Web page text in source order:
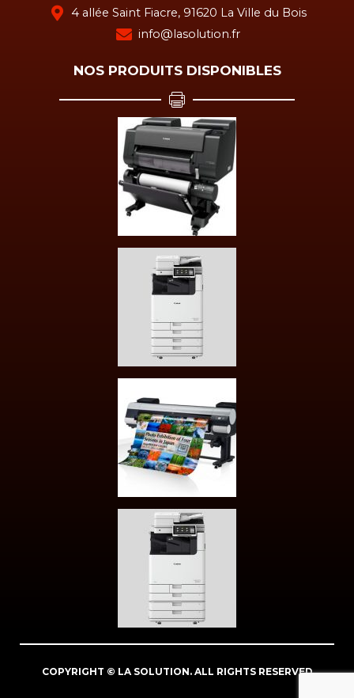
4 allée Saint Fiacre, 91620 La Ville du Bois
info@lasolution.fr
NOS PRODUITS DISPONIBLES
COPYRIGHT © LA SOLUTION. ALL RIGHTS RESERVED